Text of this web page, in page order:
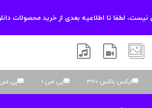
لطفا تا اطلاعیه بعدی از خرید محصولات
والپیپر افتر افکتسموسیقی و صدا
ایکس باکس 360 پی اس 1 پی اس 2